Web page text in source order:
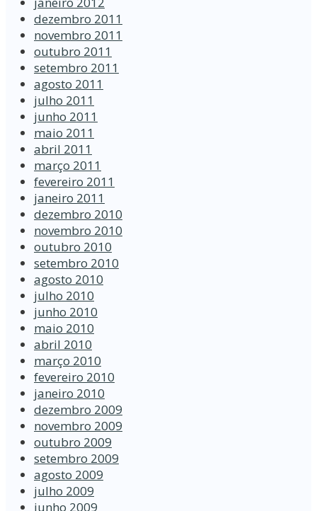
dezembro 2011
novembro 2011
outubro 2011
setembro 2011
agosto 2011
julho 2011
junho 2011
maio 2011
abril 2011
março 2011
fevereiro 2011
janeiro 2011
dezembro 2010
novembro 2010
outubro 2010
setembro 2010
agosto 2010
julho 2010
junho 2010
maio 2010
abril 2010
março 2010
fevereiro 2010
janeiro 2010
dezembro 2009
novembro 2009
outubro 2009
setembro 2009
agosto 2009
julho 2009
junho 2009